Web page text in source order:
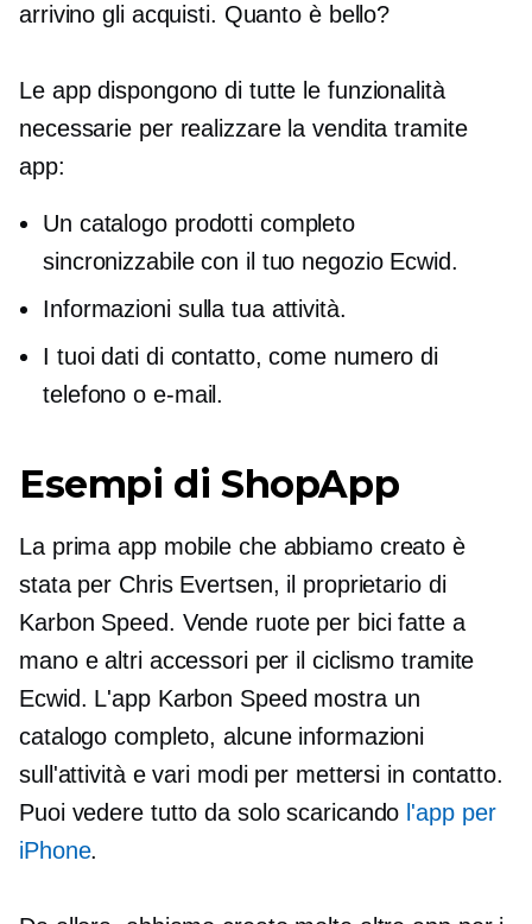
arrivino gli acquisti. Quanto è bello?
Le app dispongono di tutte le funzionalità
necessarie per realizzare la vendita tramite
app:
Un catalogo prodotti completo
sincronizzabile con il tuo negozio Ecwid.
Informazioni sulla tua attività.
I tuoi dati di contatto, come numero di
telefono o e-mail.
Esempi di ShopApp
La prima app mobile che abbiamo creato è
stata per Chris Evertsen, il proprietario di
Karbon Speed. Vende ruote per bici fatte a
mano e altri accessori per il ciclismo tramite
Ecwid. L'app Karbon Speed ​​mostra un
catalogo completo, alcune informazioni
sull'attività e vari modi per mettersi in contatto.
Puoi vedere tutto da solo scaricando l'app per
iPhone.